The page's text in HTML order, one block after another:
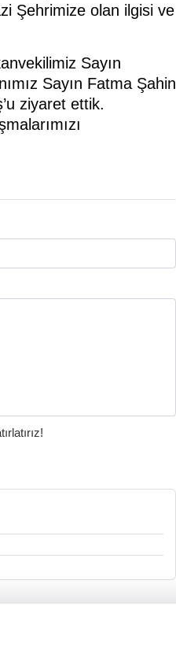
Şehrimize olan ilgisi ve
Sayın
Sayın Fatma Şahin
ziyaret ettik.